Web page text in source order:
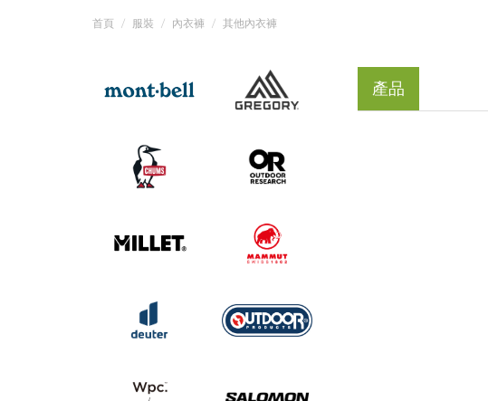
首頁 服裝 內衣褲 其他內衣褲
產品